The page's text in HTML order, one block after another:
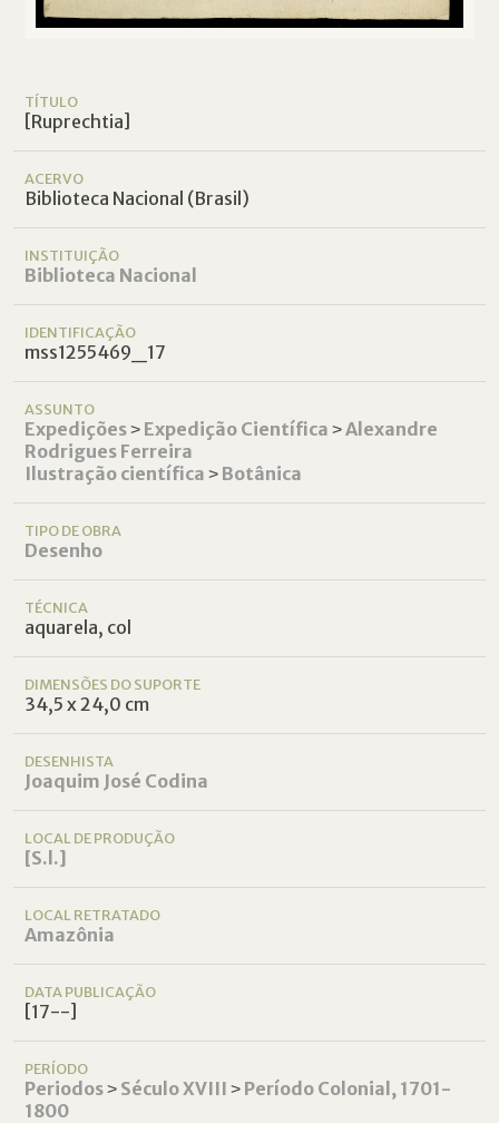
TÍTULO
[Ruprechtia]
ACERVO
Biblioteca Nacional (Brasil)
INSTITUIÇÃO
Biblioteca Nacional
IDENTIFICAÇÃO
mss1255469_17
ASSUNTO
Expedições˃ Expedição Científica ˃Alexandre
Rodrigues Ferreira
Ilustração científica ˃ Botânica
TIPO DE OBRA
Desenho
TÉCNICA
aquarela, col
DIMENSÕES DO SUPORTE
34,5 x 24,0 cm
DESENHISTA
Joaquim José Codina
LOCAL DE PRODUÇÃO
[S.l.]
LOCAL RETRATADO
Amazônia
DATA PUBLICAÇÃO
[17--]
PERÍODO
Periodos˃ Século XVIII ˃ Período Colonial, 1701-
1800